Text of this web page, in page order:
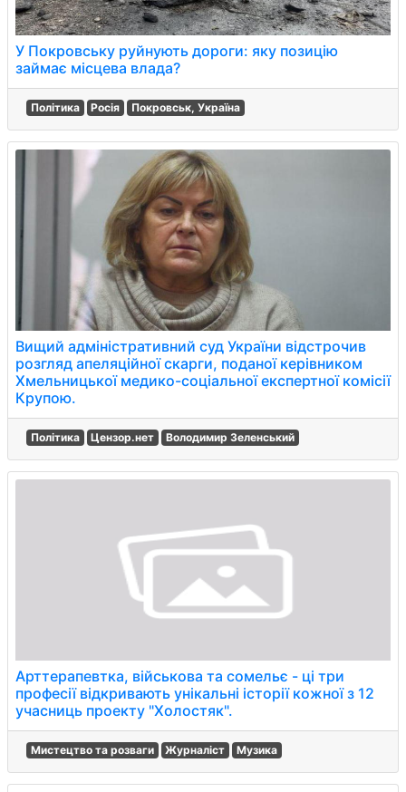
У Покровську руйнують дороги: яку позицію
займає місцева влада?
Політика Росія Покровськ, Україна
Вищий адміністративний суд України відстрочив
розгляд апеляційної скарги, поданої керівником
Хмельницької медико-соціальної експертної комісії
Крупою.
Політика Цензор.нет Володимир Зеленський
Арттерапевтка, військова та сомельє - ці три
професії відкривають унікальні історії кожної з 12
учасниць проекту "Холостяк".
Мистецтво та розваги Журналіст Музика